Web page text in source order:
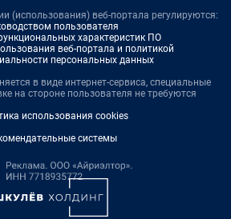
(использования) веб-портала регулируются:
пользователя
характеристик ПО
веб-портала и политикой
персональных данных
в виде интернет-сервиса, специальные
на стороне пользователя не требуются
использования cookies
системы